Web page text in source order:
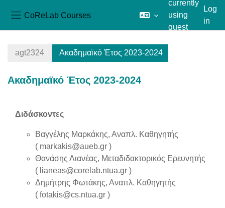
CoReLab Courses
currently
using
guest
Log
in
agt2324 Ακαδημαϊκό Έτος 2023-2024
Ακαδημαϊκό Έτος 2023-2024
Section outline
Διδάσκοντες
Βαγγέλης Μαρκάκης, Αναπλ. Καθηγητής
( markakis@aueb.gr )
Θανάσης Λιανέας, Μεταδιδακτορικός Ερευνητής
( lianeas@corelab.ntua.gr )
Δημήτρης Φωτάκης, Αναπλ. Καθηγητής
( fotakis@cs.ntua.gr )